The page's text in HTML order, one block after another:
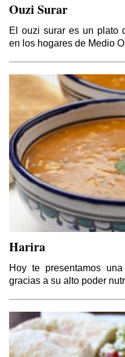
Ouzi Surar
El ouzi surar es un plato
en los hogares de Medio
Harira
Hoy te presentamos
gracias a su alto poder